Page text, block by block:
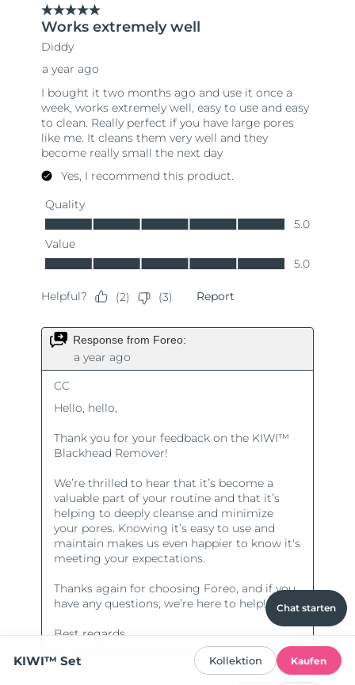
Chat starten
KIWI™ Set Kollektion Kaufen